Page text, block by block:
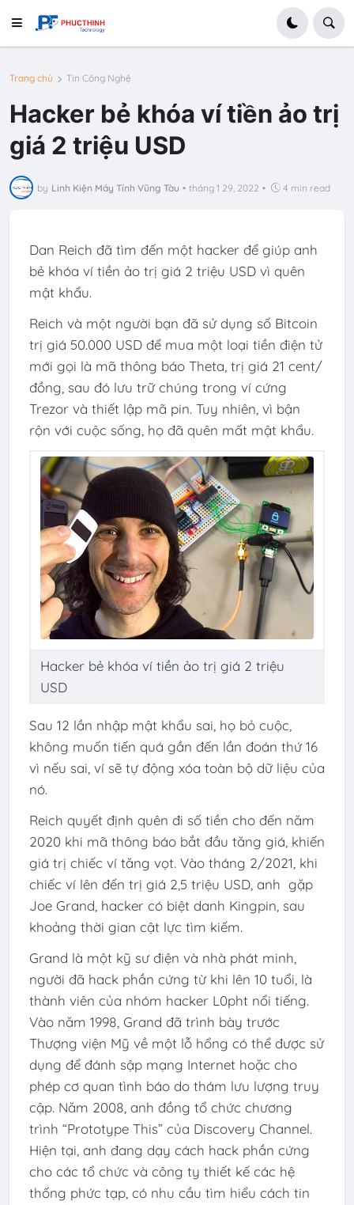
Trang chủ Tin Công Nghệ
Hacker bẻ khóa ví tiền ảo trị
giá 2 triệu USD
by Linh Kiện Máy Tính Vũng Tàu • tháng 1 29, 2022 • 4 min read
Dan Reich đã tìm đến một hacker để giúp anh
bẻ khóa ví tiền ảo trị giá 2 triệu USD vì quên
mật khẩu.
Reich và một người bạn đã sử dụng số Bitcoin
trị giá 50.000 USD để mua một loại tiền điện tử
mới gọi là mã thông báo Theta, trị giá 21 cent/
đồng, sau đó lưu trữ chúng trong ví cứng
Trezor và thiết lập mã pin. Tuy nhiên, vì bận
rộn với cuộc sống, họ đã quên mất mật khẩu.
Hacker bẻ khóa ví tiền ảo trị giá 2 triệu
USD
Sau 12 lần nhập mật khẩu sai, họ bỏ cuộc,
không muốn tiến quá gần đến lần đoán thứ 16
vì nếu sai, ví sẽ tự động xóa toàn bộ dữ liệu của
nó.
Reich quyết định quên đi số tiền cho đến năm
2020 khi mã thông báo bắt đầu tăng giá, khiến
giá trị chiếc ví tăng vọt. Vào tháng 2/2021, khi
chiếc ví lên đến trị giá 2,5 triệu USD, anh gặp
Joe Grand, hacker có biệt danh Kingpin, sau
khoảng thời gian cật lực tìm kiếm.
Grand là một kỹ sư điện và nhà phát minh,
người đã hack phần cứng từ khi lên 10 tuổi, là
thành viên của nhóm hacker L0pht nổi tiếng.
Vào năm 1998, Grand đã trình bày trước
Thượng viện Mỹ về một lỗ hổng có thể được sử
dụng để đánh sập mạng Internet hoặc cho
phép cơ quan tình báo do thám lưu lượng truy
cập. Năm 2008, anh đồng tổ chức chương
trình “Prototype This” của Discovery Channel.
Hiện tại, anh đang dạy cách hack phần cứng
cho các tổ chức và công ty thiết kế các hệ
thống phức tạp, có nhu cầu tìm hiểu cách tin